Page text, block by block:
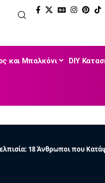
και Μπαλκόνι DIY
18 Άνθρωποι που